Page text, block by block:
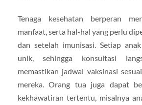
Tenaga kesehatan berperan
manfaat, serta hal-hal yang perlu
dan setelah imunisasi. Setiap
unik, sehingga konsultasi
memastikan jadwal vaksinasi
mereka. Orang tua juga dapat
kekhawatiran tertentu, misalnya